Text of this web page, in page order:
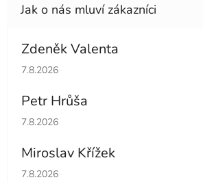
Zdeněk Valenta
Hodnocení obchodu je 5 z 5 hvězdiček.
7.8.2026
Petr Hrůša
Hodnocení obchodu je 5 z 5 hvězdiček.
7.8.2026
Miroslav Křížek
Hodnocení obchodu je 5 z 5 hvězdiček.
7.8.2026